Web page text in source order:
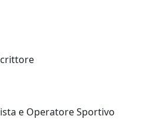
e Operatore Sportivo